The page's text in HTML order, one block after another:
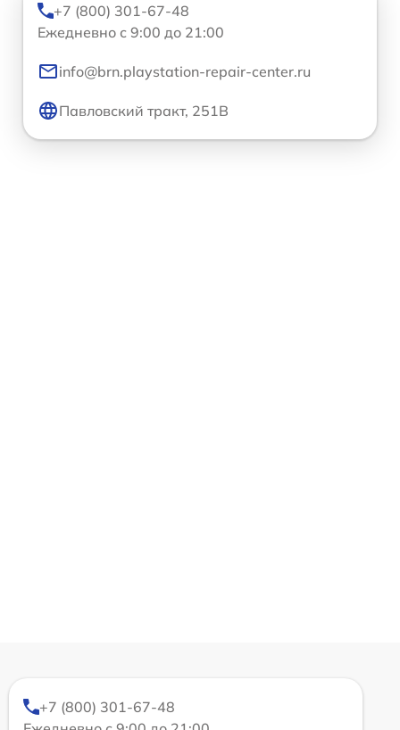
+7 (800) 301-67-48
Ежедневно с 9:00 до 21:00
info@brn.playstation-repair-center.ru
Павловский тракт, 251В
+7 (800) 301-67-48